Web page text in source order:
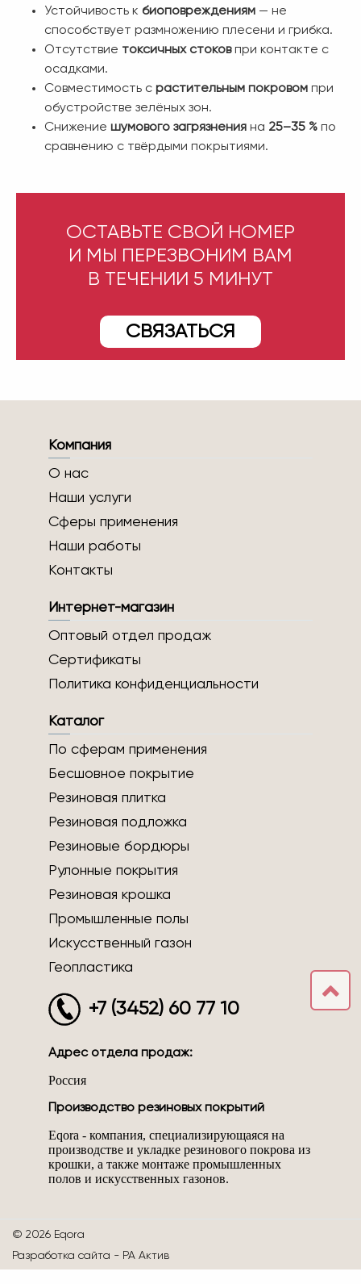
Устойчивость к биоповреждениям — не
способствует размножению плесени и грибка.
Отсутствие токсичных стоковпри контакте с
осадками.
Совместимость с растительным покровом при
обустройстве зелёных зон.
Снижение шумового загрязнения на 25–35 % по
сравнению с твёрдыми покрытиями.
ОСТАВЬТЕ СВОЙ НОМЕР
И МЫ ПЕРЕЗВОНИМ ВАМ
В ТЕЧЕНИИ 5 МИНУТ
СВЯЗАТЬСЯ
Компания
О нас
Наши услуги
Сферы применения
Наши работы
Контакты
Интернет-магазин
Оптовый отдел продаж
Сертификаты
Политика конфиденциальности
Каталог
По сферам применения
Бесшовное покрытие
Резиновая плитка
Резиновая подложка
Резиновые бордюры
Рулонные покрытия
Резиновая крошка
Промышленные полы
Искусственный газон
Геопластика
+7 (3452) 60 77 10
Адрес отдела продаж:
Россия
Производство резиновых покрытий
Eqora - компания, специализирующаяся на
производстве и укладке резинового покрова из
крошки, а также монтаже промышленных
полов и искусственных газонов.
© 2026 Eqora
Разработка сайта - РА Актив